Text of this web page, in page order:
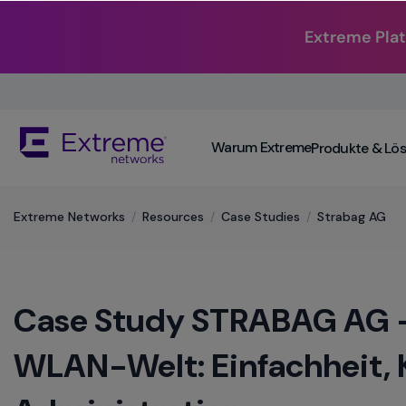
Extreme
Content
keyboard
keys,
enter,
escape,
and
Warum ExtremeProdukte &
Extreme Networks / Resources / ​Case Studies / Strabag AG
Case Study STRABAG
WLAN-Welt: